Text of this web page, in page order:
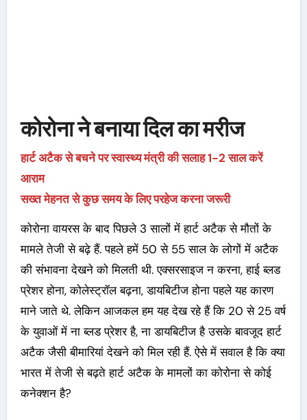
कोरोना ने बनाया दिल का मरीज
हार्ट अटैक से बचने पर स्वास्थ्य मंत्री की सलाह 1-2 साल करें
आराम
सख्त मेहनत से कुछ समय के लिए परहेज करना जरूरी
कोरोना वायरस के बाद पिछले 3 सालों में हार्ट अटैक से मौतों के
मामले तेजी से बढ़े हैं. पहले हमें 50 से 55 साल के लोगों में अटैक
की संभावना देखने को मिलती थी. एक्सरसाइज न करना, हाई ब्लड
प्रेशर होना, कोलेस्ट्रॉल बढ़ना, डायबिटीज होना पहले यह कारण
माने जाते थे. लेकिन आजकल हम यह देख रहे हैं कि 20 से 25 वर्ष
के युवाओं में ना ब्लड प्रेशर है, ना डायबिटीज है उसके बावजूद हार्ट
अटैक जैसी बीमारियां देखने को मिल रही हैं. ऐसे में सवाल है कि क्या
भारत में तेजी से बढ़ते हार्ट अटैक के मामलों का कोरोना से कोई
कनेक्शन है?